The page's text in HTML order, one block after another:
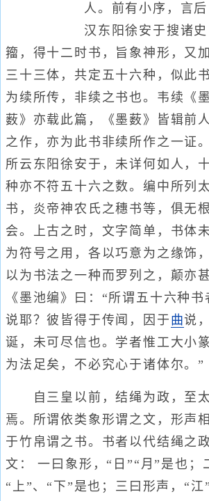
人。前有小序，言后
汉东阳徐安于搜诸史
籀，得十二时书，旨象神形，又加
三十三体，共定五十六种，似此书
为续所传，非续之书也。韦续《墨
薮》亦载此篇，《墨薮》皆辑前人
之作，亦为此书非续所作之一证。
所云东阳徐安于，未详何如人，
种亦不符五十六之数。编中所列
书，炎帝神农氏之穗书等，俱无
会。上古之时，文字简单，书体
为符号之用，各以巧意为之缘饰
以为书法之一种而罗列之，颠亦
《墨池编》曰：“所谓五十六种
说耶？彼皆得于传闻，因于 曲说
诞，未可尽信也。学者惟工大小
为法足矣，不必究心于诸体尔。”
自三皇以前，结绳为政，至太
焉。所谓依类象形谓之文，形声
于竹帛谓之书。书者以代结绳之
文： 一曰象形，“日”“月”是也；
“上”、“下”是也；三曰形声，“江